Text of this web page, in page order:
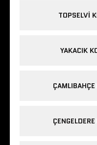
TOPSELVI
YAKACIK